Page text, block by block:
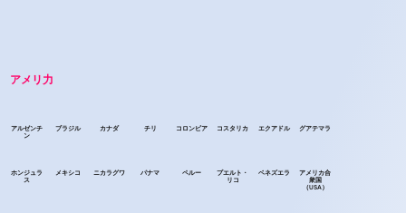
アメリ力
アルゼンチ
ン
ブラジル カナダ チリ コロンビア コスタリカ エクアドル グアテマラ
ホンジュラ
ス
メキシコ ニカラグワ パナマ ペルー
プエルト・
リコ
ベネズエラ
アメリカ合
衆国
（USA）